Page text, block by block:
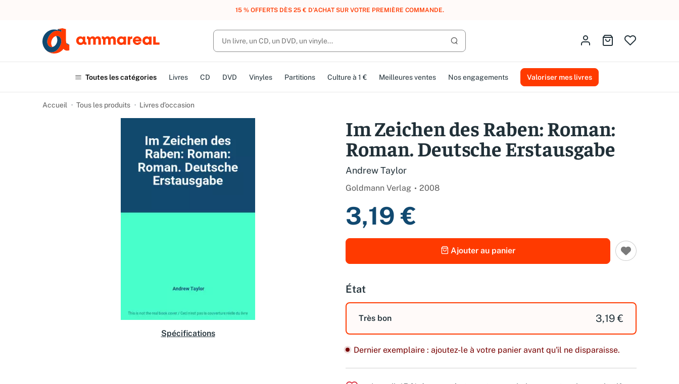
UN ACHAT, DES POINTS, DES RÉCOMPENSES :REJOIGNEZ GRATUITEMENT LE CLUB AMMAREAL.
Lancer la recherche
Identifiez-vousAller au panier
Toutes les catégories Livres CD DVD Vinyles Partitions Culture à 1 € Meilleures ventes Nos engagements Valoriser mes livres
Accueil Tous les produits Livres d’occasion
Spécifications
Im Zeichen des Raben: Roman:
Roman. Deutsche Erstausgabe
Andrew Taylor
Goldmann Verlag 2008
3,19 €
Ajouter au panier
État
Très bon 3,19 €
Dernier exemplaire : ajoutez-le à votre panier avant qu'il ne disparaisse.